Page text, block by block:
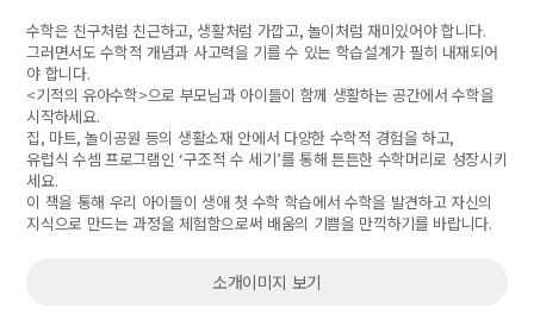
수학은 친구처럼 친근하고, 생활처럼 가깝고, 놀이처럼 재미있어야 합니다.
그러면서도 수학적 개념과 사고력을 기를 수 있는 학습설계가 필히 내재되어
야 합니다.
<기적의 유아수학>으로 부모님과 아이들이 함께 생활하는 공간에서 수학을
시작하세요.
집, 마트,놀이공원 등의 생활소재 안에서 다양한 수학적 경험을 하고,
유럽식 수셈 프로그램인 ‘구조적 수 세기’를 통해 튼튼한 수학머리로 성장시키
세요.
이 책을 통해 우리 아이들이 생애 첫 수학 학습에서 수학을 발견하고 자신의
지식으로 만드는 과정을 체험함으로써 배움의 기쁨을 만끽하기를 바랍니다.
소개이미지 보기